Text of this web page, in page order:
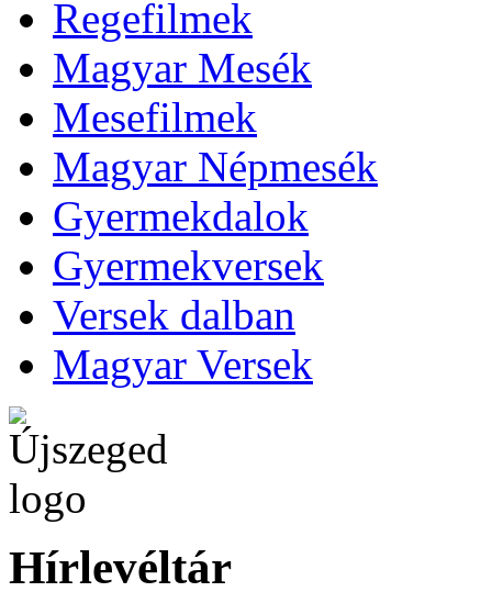
Regefilmek
Magyar Mesék
Mesefilmek
Magyar Népmesék
Gyermekdalok
Gyermekversek
Versek dalban
Magyar Versek
Hírlevéltár